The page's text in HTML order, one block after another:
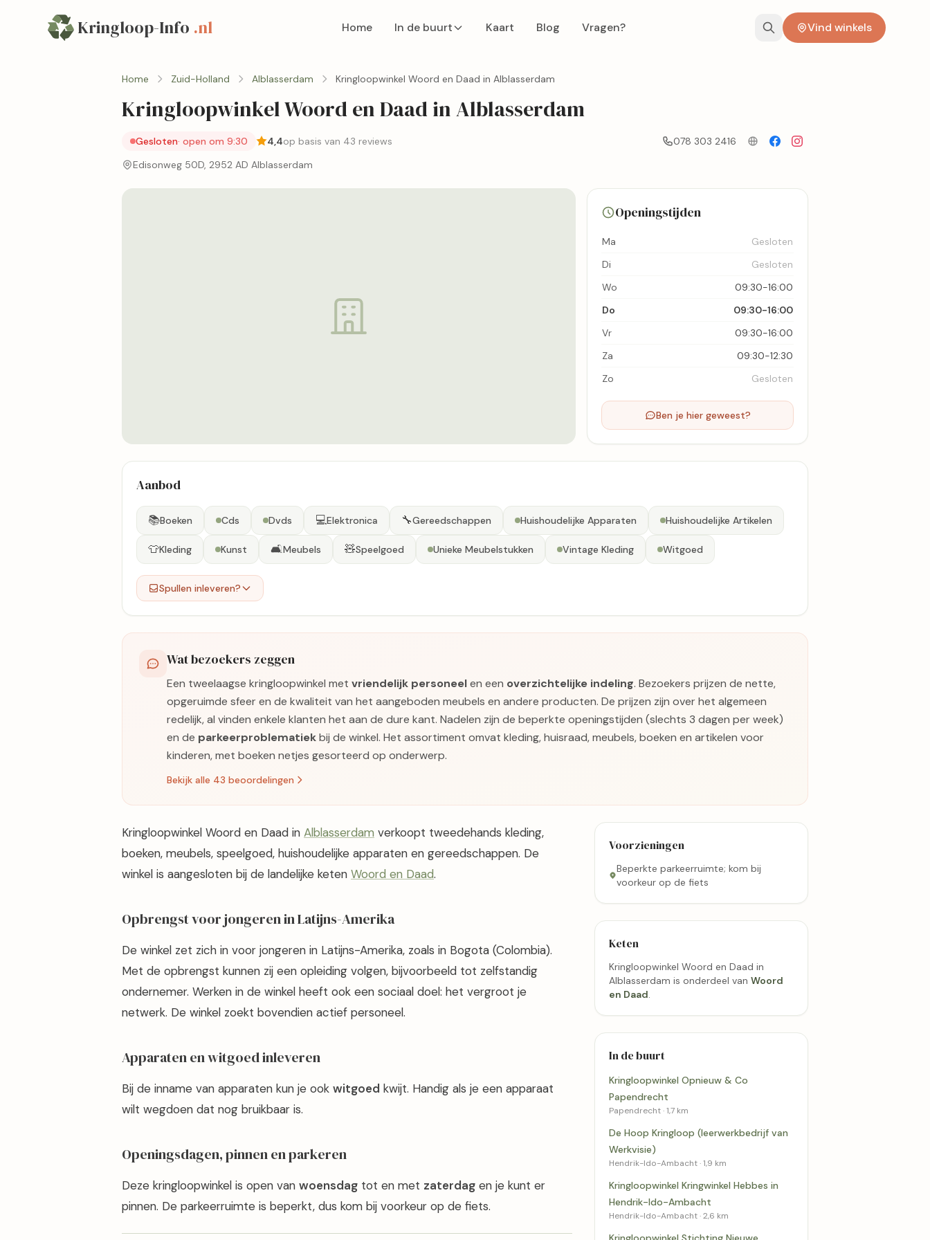
Kringloop-Info .nl Home In de buurt Kaart Blog Vragen? Vind winkels
Home Zuid-Holland Alblasserdam Kringloopwinkel Woord en Daad in Alblasserdam
Kringloopwinkel Woord en Daad in Alblasserdam
Gesloten· open om 9:30 4,4op basis van 43 reviews
078 303 2416
Edisonweg 50D, 2952 AD Alblasserdam
Openingstijden
Ma
Gesloten
Di
Gesloten
Wo
09:30-16:00
Do
09:30-16:00
Vr
09:30-16:00
Za
09:30-12:30
Zo
Gesloten
Ben je hier geweest?
Aanbod
📚Boeken Cds Dvds 💻Elektronica 🔧Gereedschappen Huishoudelijke Apparaten Huishoudelijke Artikelen
👕Kleding Kunst 🛋️Meubels 🧸Speelgoed Unieke Meubelstukken Vintage Kleding Witgoed
Spullen inleveren?
Wat bezoekers zeggen
Een tweelaagse kringloopwinkel met vriendelijk personeelen een overzichtelijke indeling. Bezoekers prijzen de nette,
opgeruimde sfeer en de kwaliteit van het aangeboden meubels en andere producten. De prijzen zijn over het algemeen
redelijk, al vinden enkele klanten het aan de dure kant. Nadelen zijn de beperkte openingstijden (slechts 3 dagen per week)
en de parkeerproblematiekbij de winkel. Het assortiment omvat kleding, huisraad, meubels, boeken en artikelen voor
kinderen, met boeken netjes gesorteerd op onderwerp.
Bekijk alle 43 beoordelingen
Kringloopwinkel Woord en Daad in Alblasserdam verkoopt tweedehands kleding,
boeken, meubels, speelgoed, huishoudelijke apparaten en gereedschappen. De
winkel is aangesloten bij de landelijke keten Woord en Daad.
Opbrengst voor jongeren in Latijns-Amerika
De winkel zet zich in voor jongeren in Latijns-Amerika, zoals in Bogota (Colombia).
Met de opbrengst kunnen zij een opleiding volgen, bijvoorbeeld tot zelfstandig
ondernemer. Werken in de winkel heeft ook een sociaal doel: het vergroot je
netwerk. De winkel zoekt bovendien actief personeel.
Apparaten en witgoed inleveren
Bij de inname van apparaten kun je ook witgoed kwijt. Handig als je een apparaat
wilt wegdoen dat nog bruikbaar is.
Openingsdagen, pinnen en parkeren
Deze kringloopwinkel is open van woensdag tot en met zaterdag en je kunt er
pinnen. De parkeerruimte is beperkt, dus kom bij voorkeur op de fiets.
Voorzieningen
Beperkte parkeerruimte; kom bij
voorkeur op de fiets
Keten
Kringloopwinkel Woord en Daad in
Alblasserdam is onderdeel van Woord
en Daad.
In de buurt
Kringloopwinkel Opnieuw & Co
Papendrecht
Papendrecht · 1,7 km
De Hoop Kringloop (leerwerkbedrijf van
Werkvisie)
Hendrik-Ido-Ambacht · 1,9 km
Kringloopwinkel Kringwinkel Hebbes in
Hendrik-Ido-Ambacht
Hendrik-Ido-Ambacht · 2,6 km